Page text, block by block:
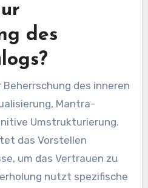
des
des inneren
Mantra-
Umstrukturierung.
das Vorstellen
um das Vertrauen zu
nutzt spezifische